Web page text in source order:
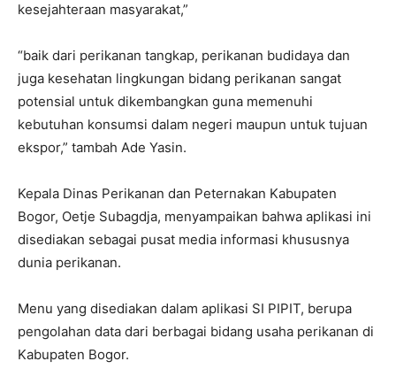
kesejahteraan masyarakat,”
“baik dari perikanan tangkap, perikanan budidaya dan
juga kesehatan lingkungan bidang perikanan sangat
potensial untuk dikembangkan guna memenuhi
kebutuhan konsumsi dalam negeri maupun untuk tujuan
ekspor,” tambah Ade Yasin.
Kepala Dinas Perikanan dan Peternakan Kabupaten
Bogor, Oetje Subagdja, menyampaikan bahwa aplikasi ini
disediakan sebagai pusat media informasi khususnya
dunia perikanan.
Menu yang disediakan dalam aplikasi SI PIPIT, berupa
pengolahan data dari berbagai bidang usaha perikanan di
Kabupaten Bogor.